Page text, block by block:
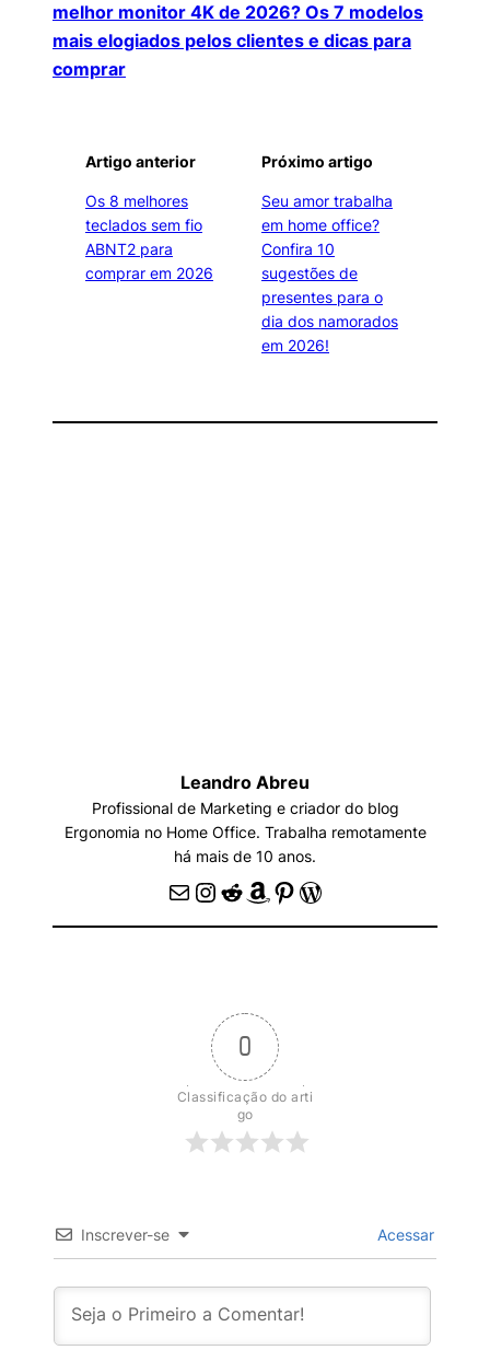
melhor monitor 4K de 2026? Os 7 modelos
mais elogiados pelos clientes e dicas para
comprar
Artigo anterior
Os 8 melhores
teclados sem fio
ABNT2 para
comprar em 2026
Próximo artigo
Seu amor trabalha
em home office?
Confira 10
sugestões de
presentes para o
dia dos namorados
em 2026!
Leandro Abreu
Profissional de Marketing e criador do blog
Ergonomia no Home Office. Trabalha remotamente
há mais de 10 anos.
E-mail Instagram Reddit Amazon Pinterest WordPress
0
Classificação do arti
go
Inscrever-se Acessar